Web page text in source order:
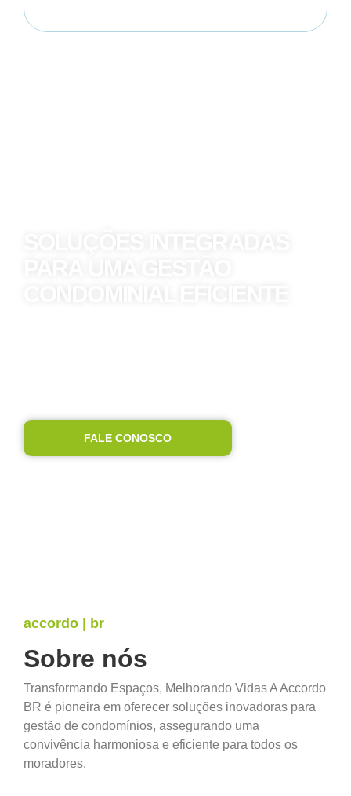
FALE CONOSCO
accordo | br
Sobre nós
Transformando Espaços, Melhorando Vidas A Accordo
BR é pioneira em oferecer soluções inovadoras para
gestão de condomínios, assegurando uma
convivência harmoniosa e eficiente para todos os
moradores.